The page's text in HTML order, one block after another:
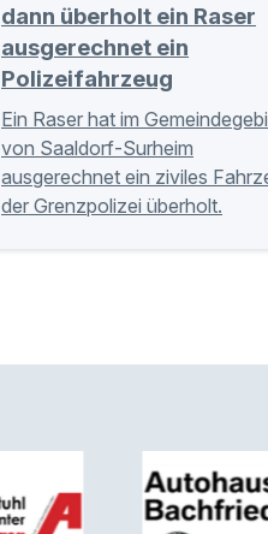
dann überholt ein Raser
ausgerechnet ein
Polizeifahrzeug
Ein Raser hat im
von Saaldorf-Surheim
ausgerechnet ein ziviles
der Grenzpolizei überholt.